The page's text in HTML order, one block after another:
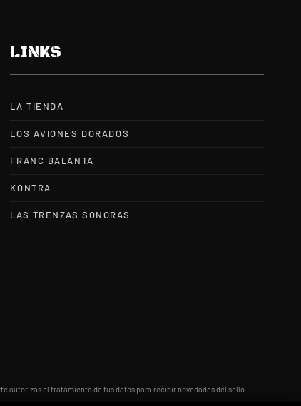
LINKS
LA TIENDA
LOS AVIONES DORADOS
FRANC BALANTA
KONTRA
LAS TRENZAS SONORAS
autorizás el tratamiento de tus datos para recibir novedades del sello.